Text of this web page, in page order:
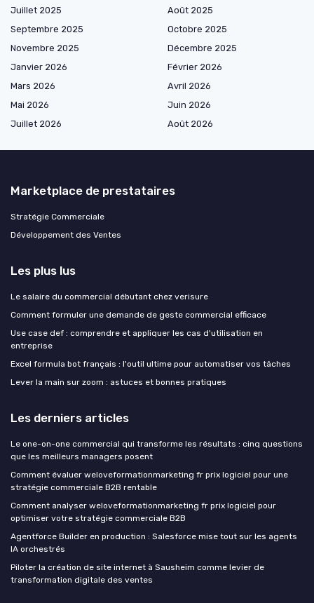
Juillet 2025
Août 2025
Septembre 2025
Octobre 2025
Novembre 2025
Décembre 2025
Janvier 2026
Février 2026
Mars 2026
Avril 2026
Mai 2026
Juin 2026
Juillet 2026
Août 2026
Marketplace de prestataires
Stratégie Commerciale
Développement des Ventes
Les plus lus
Le salaire du commercial débutant chez verisure
Comment formuler une demande de geste commercial efficace
Use case def : comprendre et appliquer les cas d'utilisation en
entreprise
Excel formula bot français : l'outil ultime pour automatiser vos tâches
Lever la main sur zoom : astuces et bonnes pratiques
Les derniers articles
Le one-on-one commercial qui transforme les résultats : cinq questions
que les meilleurs managers posent
Comment évaluer weloveformationmarketing fr prix logiciel pour une
stratégie commerciale B2B rentable
Comment analyser weloveformationmarketing fr prix logiciel pour
optimiser votre stratégie commerciale B2B
Agentforce Builder en production : Salesforce mise tout sur les agents
IA orchestrés
Piloter la création de site internet à Sausheim comme levier de
transformation digitale des ventes